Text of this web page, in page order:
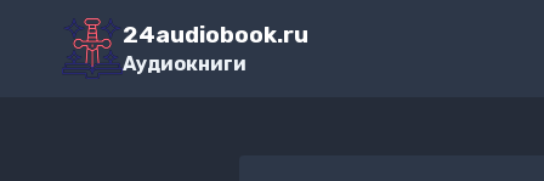
Перейти
содержимому
24audiobook.ru
Аудиокниги